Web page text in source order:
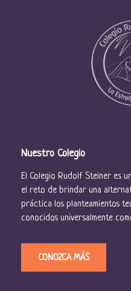
Nuestro Colegio
El Colegio Rudolf Steiner es
el reto de brindar una
práctica los planteamientos
conocidos universalmente
CONOZCA MÁS